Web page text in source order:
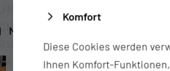
NEUIGKEITEN AUS DER KLINIK
Komfort
Diese Cookies werden
Ihnen Komfort-